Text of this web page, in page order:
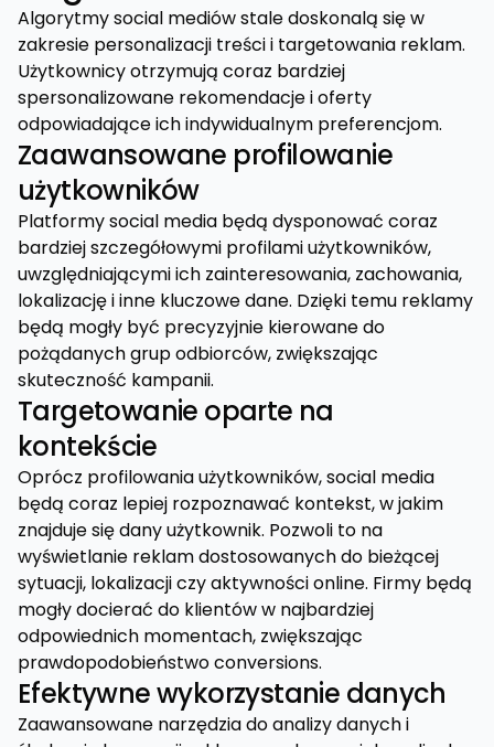
Algorytmy social mediów stale doskonalą się w
zakresie personalizacji treści i targetowania reklam.
Użytkownicy otrzymują coraz bardziej
spersonalizowane rekomendacje i oferty
odpowiadające ich indywidualnym preferencjom.
Zaawansowane profilowanie
użytkowników
Platformy social media będą dysponować coraz
bardziej szczegółowymi profilami użytkowników,
uwzględniającymi ich zainteresowania, zachowania,
lokalizację i inne kluczowe dane. Dzięki temu reklamy
będą mogły być precyzyjnie kierowane do
pożądanych grup odbiorców, zwiększając
skuteczność kampanii.
Targetowanie oparte na
kontekście
Oprócz profilowania użytkowników, social media
będą coraz lepiej rozpoznawać kontekst, w jakim
znajduje się dany użytkownik. Pozwoli to na
wyświetlanie reklam dostosowanych do bieżącej
sytuacji, lokalizacji czy aktywności online. Firmy będą
mogły docierać do klientów w najbardziej
odpowiednich momentach, zwiększając
prawdopodobieństwo conversions.
Efektywne wykorzystanie danych
Zaawansowane narzędzia do analizy danych i